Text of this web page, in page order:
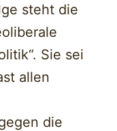
steht die
Sie sei
allen
die